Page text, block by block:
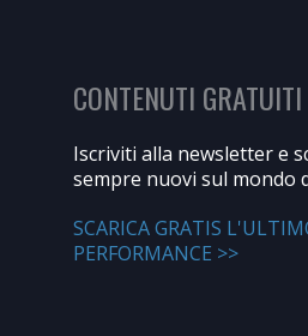
CONTENUTI GRATUITI
Iscriviti alla newsletter e
sempre nuovi sul mondo
SCARICA GRATIS
PERFORMANCE >>